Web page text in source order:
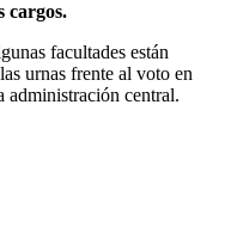
cargos.
facultades están
urnas frente al voto en
administración central.